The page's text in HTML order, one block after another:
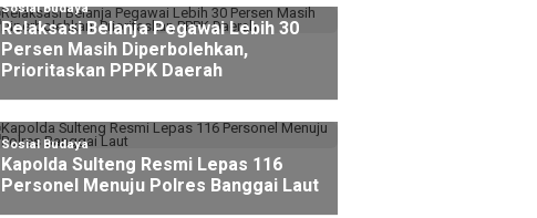
Sosial Budaya
Relaksasi Belanja Pegawai Lebih 30
Persen Masih Diperbolehkan,
Prioritaskan PPPK Daerah
Sosial Budaya
Kapolda Sulteng Resmi Lepas 116
Personel Menuju Polres Banggai Laut